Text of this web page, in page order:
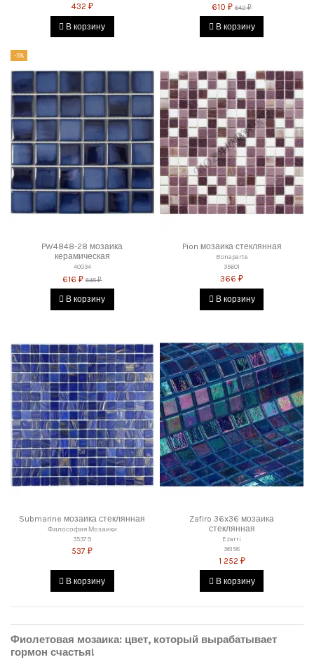
432 ₽
В корзину
610 ₽ 642 ₽
В корзину
-5%
PW4848-28 мозаика
керамическая
40034
616 ₽ 648 ₽
В корзину
Pion мозаика стеклянная
Bonaparte
35601
366 ₽
В корзину
Submarine мозаика стеклянная
Философия Мозаики
35379
537 ₽
В корзину
Zafiro 36x36 мозаика
стеклянная
Ezarri
36158
1 252 ₽
В корзину
Фиолетовая мозаика: цвет, который вырабатывает
гормон счастья!